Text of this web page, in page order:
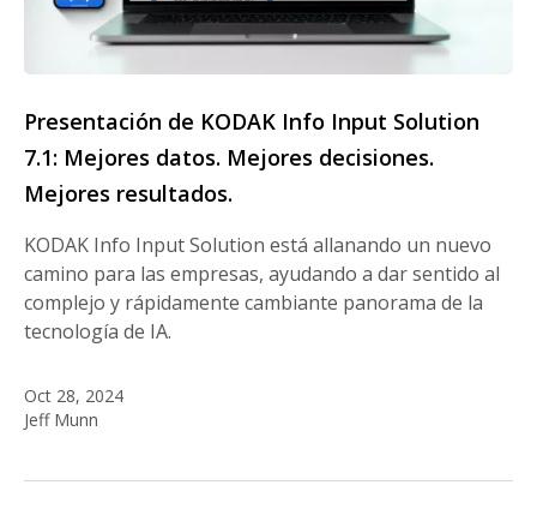
Presentación de KODAK Info Input Solution
7.1: Mejores datos. Mejores decisiones.
Mejores resultados.
KODAK Info Input Solution está allanando un nuevo
camino para las empresas, ayudando a dar sentido al
complejo y rápidamente cambiante panorama de la
tecnología de IA.
Oct 28, 2024
Jeff Munn